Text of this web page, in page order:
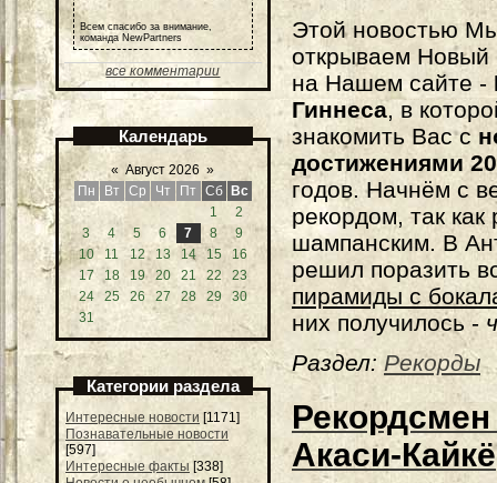
Всем спасибо за внимание,
команда NewPartners
все комментарии
Календарь
« Август 2026 »
Пн
Вт Ср Чт Пт Сб
Вс
1
2
3
4 5 6 7 8
9
10
11 12 13 14 15
16
17
18 19 20 21 22
23
24
25 26 27 28 29
30
31
Категории раздела
Интересные новости [1171]
Познавательные новости
[597]
Интересные факты [338]
Этой новостью
открываем Новый
на Нашем сайте -
Гиннеса, в
знакомить Вас с
достижениями
годов. Начнём с
рекордом, так как
шампанским. В
решил поразить
пирамиды с
них получилось -
Раздел: Рекорды
Акаси-Кайкё